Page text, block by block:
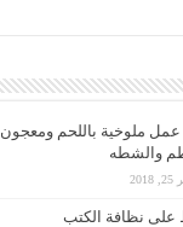
ملوخية باللحم ومعجون
والشطه
على نظافة الكتب